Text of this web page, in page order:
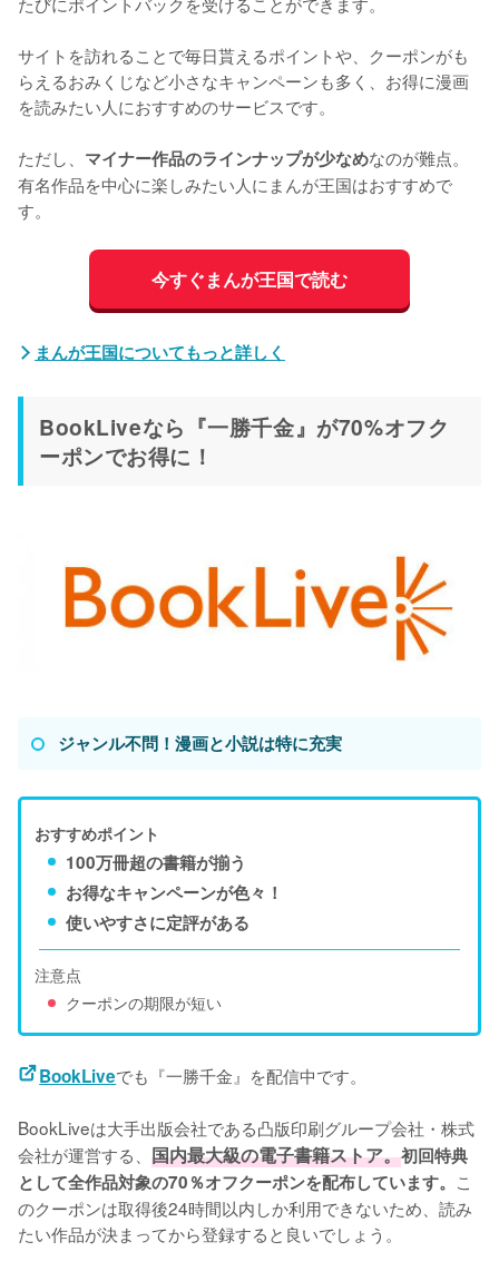
サイトを訪れることで毎日貰えるポイントや、クーポンがも
らえるおみくじなど小さなキャンペーンも多く、お得に漫画
を読みたい人におすすめのサービスです。
ただし、 マイナー作品のラインナップが少なめなのが難点。
有名作品を中心に楽しみたい人にまんが王国はおすすめで
す。
今すぐまんが王国で読む
まんが王国についてもっと詳しく
BookLiveなら『一勝千金』が70%オフク
ーポンでお得に！
ジャンル不問！漫画と小説は特に充実
おすすめポイント
100万冊超の書籍が揃う
お得なキャンペーンが色々！
使いやすさに定評がある
注意点
クーポンの期限が短い
BookLiveでも『一勝千金』を配信中です。
BookLiveは大手出版会社である凸版印刷グループ会社・株式
会社が運営する、 国内最大級の電子書籍ストア。初回特典
として全作品対象の70％オフクーポンを配布しています。 こ
のクーポンは取得後24時間以内しか利用できないため、読み
たい作品が決まってから登録すると良いでしょう。